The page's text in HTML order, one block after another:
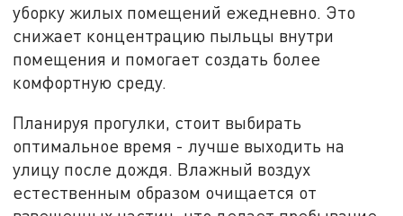
уборку жилых помещений ежедневно. Это
снижает концентрацию пыльцы внутри
помещения и помогает создать более
комфортную среду.
Планируя прогулки, стоит выбирать
оптимальное время - лучше выходить на
улицу после дождя. Влажный воздух
естественным образом очищается от